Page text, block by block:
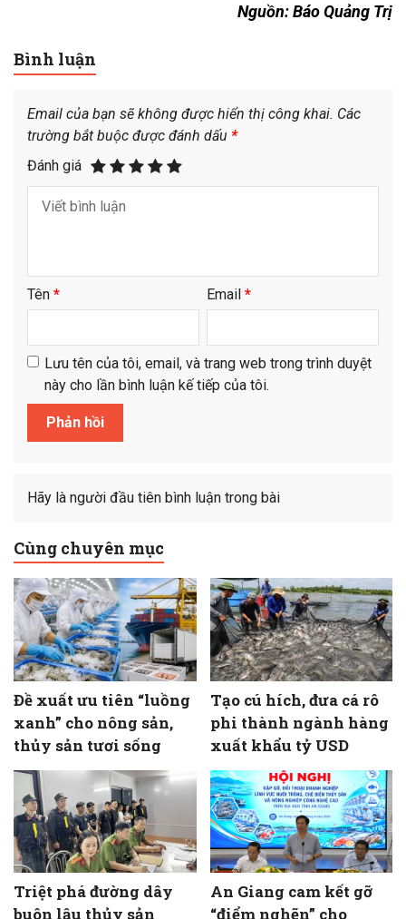
Nguồn: Báo Quảng Trị
Bình luận
Email của bạn sẽ không được hiển thị công khai. Các
trường bắt buộc được đánh dấu *
Đánh giá
Tên * Email *
Lưu tên của tôi, email, và trang web trong trình duyệt
này cho lần bình luận kế tiếp của tôi.
Hãy là người đầu tiên bình luận trong bài
Cùng chuyên mục
Đề xuất ưu tiên “luồng
xanh” cho nông sản,
thủy sản tươi sống
Tạo cú hích, đưa cá rô
phi thành ngành hàng
xuất khẩu tỷ USD
Triệt phá đường dây
buôn lậu thủy sản
An Giang cam kết gỡ
“điểm nghẽn” cho